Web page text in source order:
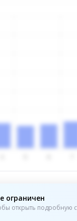
ограничен
открыть подробную